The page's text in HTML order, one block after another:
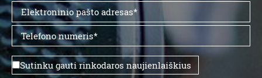
Sutinku gauti rinkodaros naujienlaiškius